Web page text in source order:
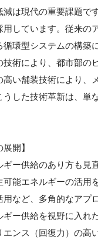
は現代の重要課題
しています。従来
環型システムの構
術により、都市部
い舗装技術により
した技術革新は、
開】
ー供給のあり方も
能エネルギーの活
など、多角的なアプ
ー供給を視野に入
ンス（回復力）の